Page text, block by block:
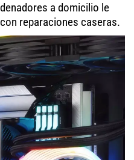
a domicilio le
reparaciones caseras.